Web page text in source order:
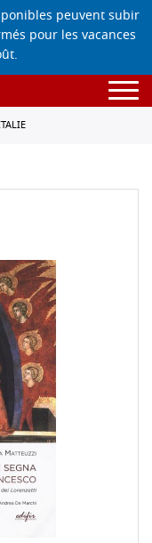
peuvent subir
pour les vacances